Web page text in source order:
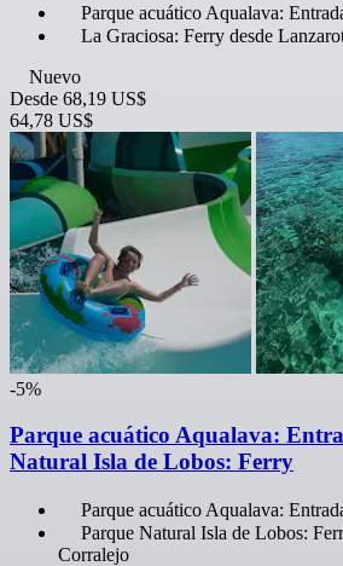
Parque acuático Aqualava:
La Graciosa: Ferry desde
Nuevo
Desde 68,19 US$
64,78 US$
-5%
Parque acuático Aqualava:
Natural Isla de Lobos: Ferry
Parque acuático Aqualava:
Parque Natural Isla de Lobos:
Corralejo